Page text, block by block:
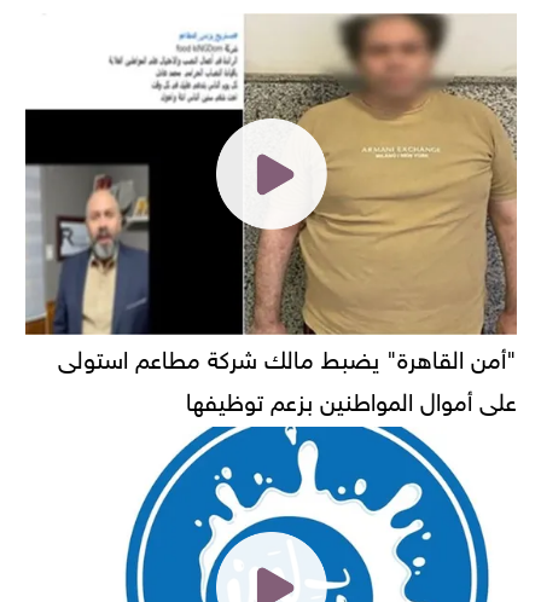
"أمن القاهرة" يضبط مالك شركة مطاعم استولى
على أموال المواطنين بزعم توظيفها